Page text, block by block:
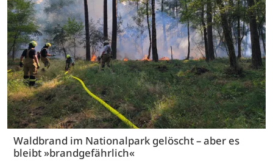
Waldbrand im Nationalpark gelöscht – aber es
bleibt »brandgefährlich«